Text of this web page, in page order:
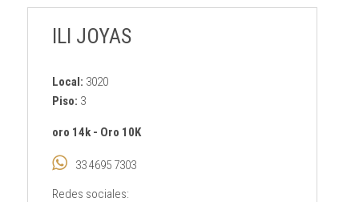
ILI JOYAS
Local: 3020
Piso: 3
oro 14k- Oro 10K
33 4695 7303
Redes sociales: